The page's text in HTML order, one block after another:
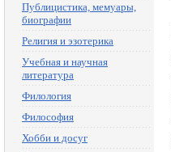
Публицистика, мемуары,
биографии
Религия и эзотерика
Учебная и научная
литература
Филология
Философия
Хобби и досуг